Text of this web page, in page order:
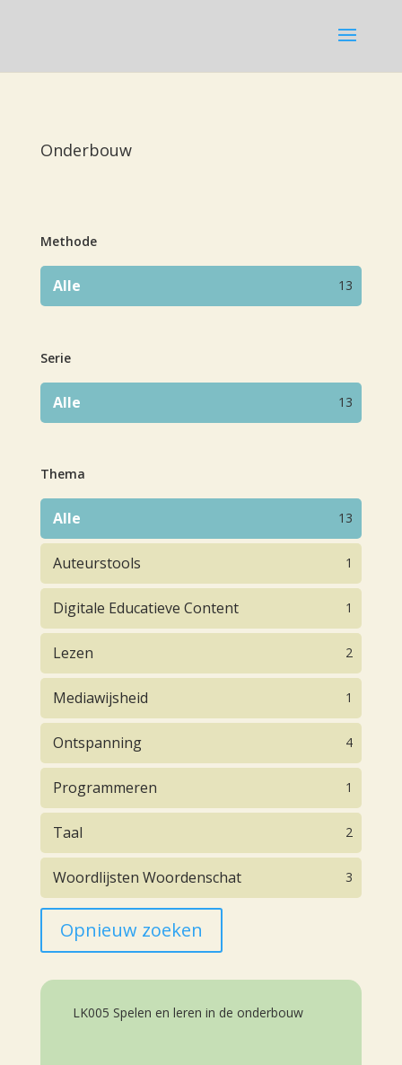
Onderbouw
Methode
Alle 13
Serie
Alle 13
Thema
Alle 13
Auteurstools 1
Digitale Educatieve Content 1
Lezen 2
Mediawijsheid 1
Ontspanning 4
Programmeren 1
Taal 2
Woordlijsten Woordenschat 3
Opnieuw zoeken
LK005 Spelen en leren in de onderbouw